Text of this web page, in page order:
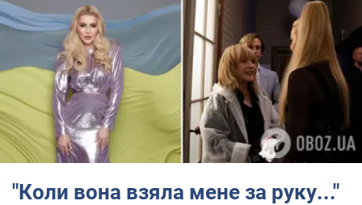
"Коли вона взяла мене за руку..."